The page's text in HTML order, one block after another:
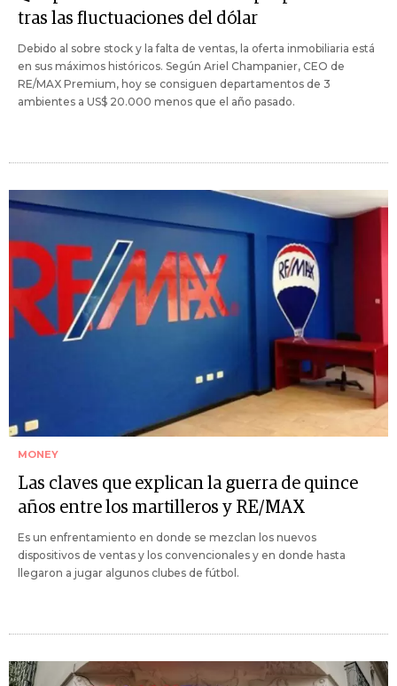
tras las fluctuaciones del dólar
Debido al sobre stock y la falta de ventas, la oferta inmobiliaria está
en sus máximos históricos. Según Ariel Champanier, CEO de
RE/MAX Premium, hoy se consiguen departamentos de 3
ambientes a US$ 20.000 menos que el año pasado.
MONEY
Las claves que explican la guerra de quince
años entre los martilleros y RE/MAX
Es un enfrentamiento en donde se mezclan los nuevos
dispositivos de ventas y los convencionales y en donde hasta
llegaron a jugar algunos clubes de fútbol.